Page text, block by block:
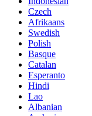
Czech
Afrikaans
Swedish
Polish
Basque
Catalan
Esperanto
Hindi
Lao
Albanian